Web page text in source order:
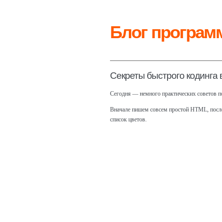
Блог
Секреты быстрого кодинга
Сегодня — немного практических советов
Вначале пишем совсем простой HTML,
список цветов.